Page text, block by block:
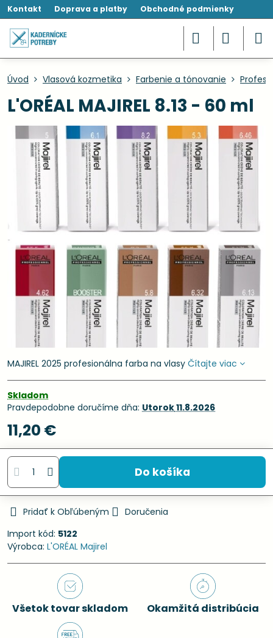
Kontakt Doprava a platby Obchodné podmienky
Úvod Vlasová kozmetika Farbenie a tónovanie
L'ORÉAL MAJIREL 8.13 - 60 ml
MAJIREL 2025 profesionálna farba na vlasy Čítajte viac
Skladom
Pravdepodobne doručíme dňa: Utorok11.8.2026
11,20 €
Do košíka
Pridať k Obľúbeným
Doručenia
Import kód: 5122
Výrobca: L'ORÉAL Majirel
Všetok tovar skladom Okamžitá distribúcia